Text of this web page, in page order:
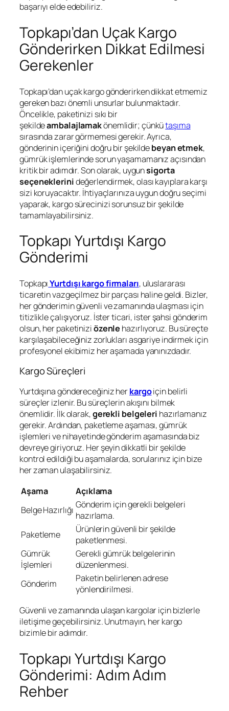
başarıyı elde edebiliriz.
Topkapı’dan Uçak Kargo
Gönderirken Dikkat Edilmesi
Gerekenler
Topkapı’dan uçak kargo gönderirken dikkat etmemiz
gereken bazı önemli unsurlar bulunmaktadır.
Öncelikle, paketinizi sıkı bir
şekildeambalajlamakönemlidir; çünkütaşıma
sırasında zarar görmemesi gerekir. Ayrıca,
gönderinin içeriğini doğru bir şekildebeyan etmek,
gümrük işlemlerinde sorun yaşamamanız açısından
kritik bir adımdır. Son olarak, uygunsigorta
seçeneklerinideğerlendirmek, olası kayıplara karşı
sizi koruyacaktır. İhtiyaçlarınıza uygun doğru seçimi
yaparak, kargo sürecinizi sorunsuz bir şekilde
tamamlayabilirsiniz.
Topkapı Yurtdışı Kargo
Gönderimi
TopkapıYurtdışı kargo firmaları, uluslararası
ticaretin vazgeçilmez bir parçası haline geldi. Bizler,
her gönderimin güvenli ve zamanında ulaşması için
titizlikle çalışıyoruz. İster ticari, ister şahsi gönderim
olsun, her paketiniziözenle hazırlıyoruz. Bu süreçte
karşılaşabileceğiniz zorlukları asgariye indirmek için
profesyonel ekibimiz her aşamada yanınızdadır.
Kargo Süreçleri
Yurtdışına göndereceğiniz herkargoiçin belirli
süreçler izlenir. Bu süreçlerin akışını bilmek
önemlidir. İlk olarak,gerekli belgeleri hazırlamanız
gerekir. Ardından, paketleme aşaması, gümrük
işlemleri ve nihayetinde gönderim aşamasında biz
devreye giriyoruz. Her şeyin dikkatli bir şekilde
kontrol edildiği bu aşamalarda, sorularınız için bize
her zaman ulaşabilirsiniz.
Aşama
Açıklama
Belge Hazırlığı Gönderim için gerekli belgeleri
hazırlama.
Paketleme
Ürünlerin güvenli bir şekilde
paketlenmesi.
Gümrük
İşlemleri
Gerekli gümrük belgelerinin
düzenlenmesi.
Gönderim
Paketin belirlenen adrese
yönlendirilmesi.
Güvenli ve zamanında ulaşan kargolar için bizlerle
iletişime geçebilirsiniz. Unutmayın, her kargo
bizimle bir adımdır.
Topkapı Yurtdışı Kargo
Gönderimi: Adım Adım
Rehber